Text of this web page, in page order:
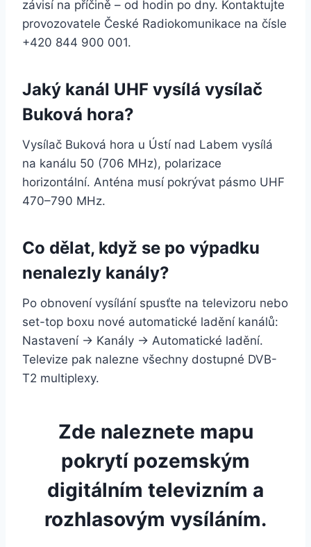
závisí na příčině – od hodin po dny. Kontaktujte
provozovatele České Radiokomunikace na čísle
+420 844 900 001.
Jaký kanál UHF vysílá vysílač
Buková hora?
Vysílač Buková hora u Ústí nad Labem vysílá
na kanálu 50 (706 MHz), polarizace
horizontální. Anténa musí pokrývat pásmo UHF
470–790 MHz.
Co dělat, když se po výpadku
nenalezly kanály?
Po obnovení vysílání spusťte na televizoru nebo
set-top boxu nové automatické ladění kanálů:
Nastavení → Kanály → Automatické ladění.
Televize pak nalezne všechny dostupné DVB-
T2 multiplexy.
Zde naleznete mapu
pokrytí pozemským
digitálním televizním a
rozhlasovým vysíláním.